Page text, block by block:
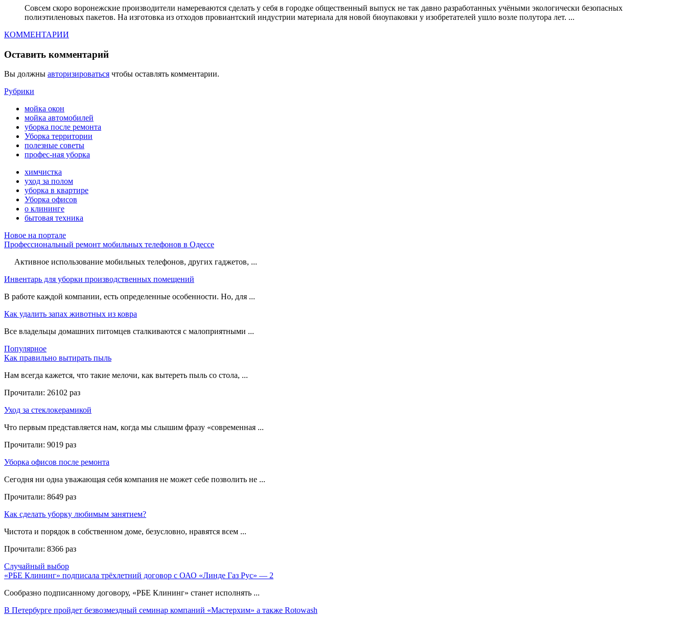
Совсем скоро воронежские производители намереваются сделать у себя в городке общественный выпуск не так давно разработанных учёными экологически безопасных
полиэтиленовых пакетов. На изготовка из отходов провиантский индустрии материала для новой биоупаковки у изобретателей ушло возле полутора лет. ...
КОММЕНТАРИИ
Оставить комментарий
Вы должны авторизироваться чтобы оставлять комментарии.
Рубрики
мойка окон
мойка автомобилей
уборка после ремонта
Уборка территории
полезные советы
профес-ная уборка
химчистка
уход за полом
уборка в квартире
Уборка офисов
о клининге
бытовая техника
Новое на портале
Профессиональный ремонт мобильных телефонов в Одессе
Активное использование мобильных телефонов, других гаджетов, ...
Инвентарь для уборки производственных помещений
В работе каждой компании, есть определенные особенности. Но, для ...
Как удалить запах животных из ковра
Все владельцы домашних питомцев сталкиваются с малоприятными ...
Популярное
Как правильно вытирать пыль
Нам всегда кажется, что такие мелочи, как вытереть пыль со стола, ...
Прочитали: 26102 раз
Уход за стеклокерамикой
Что первым представляется нам, когда мы слышим фразу «современная ...
Прочитали: 9019 раз
Уборка офисов после ремонта
Сегодня ни одна уважающая себя компания не может себе позволить не ...
Прочитали: 8649 раз
Как сделать уборку любимым занятием?
Чистота и порядок в собственном доме, безусловно, нравятся всем ...
Прочитали: 8366 раз
Случайный выбор
«РБЕ Клининг» подписала трёхлетний договор с ОАО «Линде Газ Рус» — 2
Сообразно подписанному договору, «РБЕ Клининг» станет исполнять ...
В Петербурге пройдет безвозмездный семинар компаний «Мастерхим» а также Rotowash